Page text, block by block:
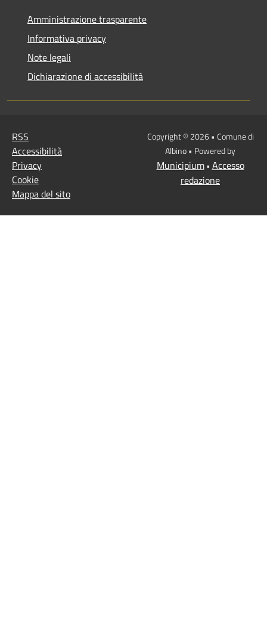
Amministrazione trasparente
Informativa privacy
Note legali
Dichiarazione di accessibilità
RSS
Accessibilità
Privacy
Cookie
Mappa del sito
Copyright © 2026 • Comune di
Albino • Powered by
Municipium• Accesso
redazione